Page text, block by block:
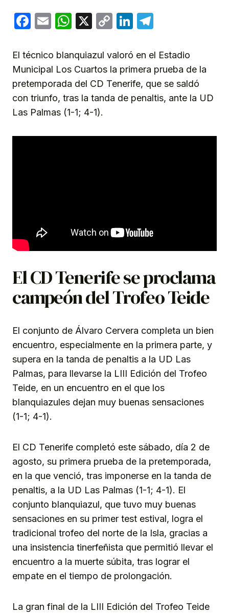
Facebook
EmailWhatsApp
X
CopyLinkedIn
El técnico blanquiazul valoró en el Estadio
Municipal Los Cuartos la primera prueba de la
pretemporada del CD Tenerife, que se saldó
con triunfo, tras la tanda de penaltis, ante la UD
Las Palmas (1-1; 4-1).
El CD Tenerife se proclama
campeón del Trofeo Teide
El conjunto de Álvaro Cervera completa un bien
encuentro, especialmente en la primera parte, y
supera en la tanda de penaltis a la UD Las
Palmas, para llevarse la LIII Edición del Trofeo
Teide, en un encuentro en el que los
blanquiazules dejan muy buenas sensaciones
(1-1; 4-1).
El CD Tenerife completó este sábado, día 2 de
agosto, su primera prueba de la pretemporada,
en la que venció, tras imponerse en la tanda de
penaltis, a la UD Las Palmas (1-1; 4-1). El
conjunto blanquiazul, que tuvo muy buenas
sensaciones en su primer test estival, logra el
tradicional trofeo del norte de la Isla, gracias a
una insistencia tinerfeñista que permitió llevar el
encuentro a la muerte súbita, tras lograr el
empate en el tiempo de prolongación.
La gran final de la LIII Edición del Trofeo Teide